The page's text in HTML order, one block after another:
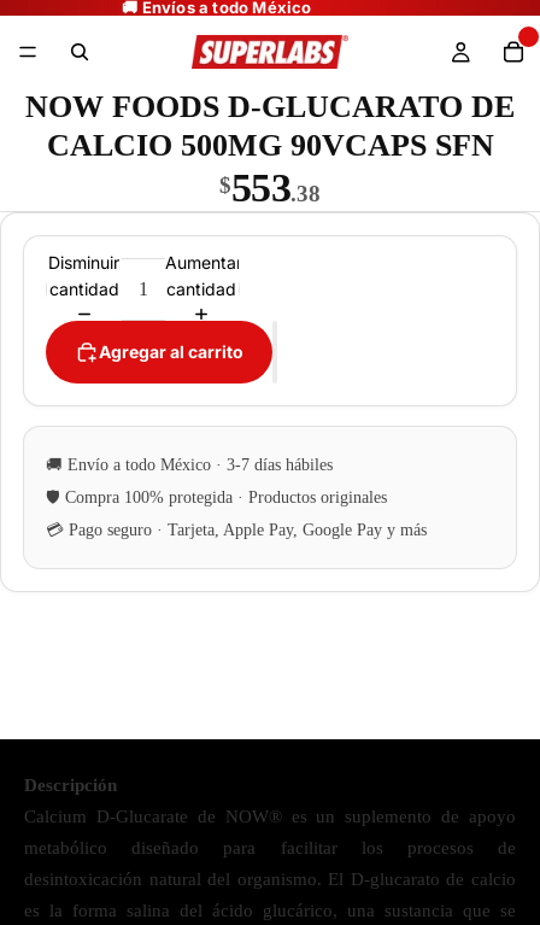
NOW FOODS D-GLUCARATO DE
CALCIO 500MG 90VCAPS SFN
$553.38
Disminuir
cantidad
Aumentar
cantidad
Agregar al carrito
Descripción
Calcium D-Glucarate de NOW® es un suplemento de apoyo
metabólico diseñado para facilitar los procesos de
desintoxicación natural del organismo. El D-glucarato de calcio
es la forma salina del ácido glucárico, una sustancia que se